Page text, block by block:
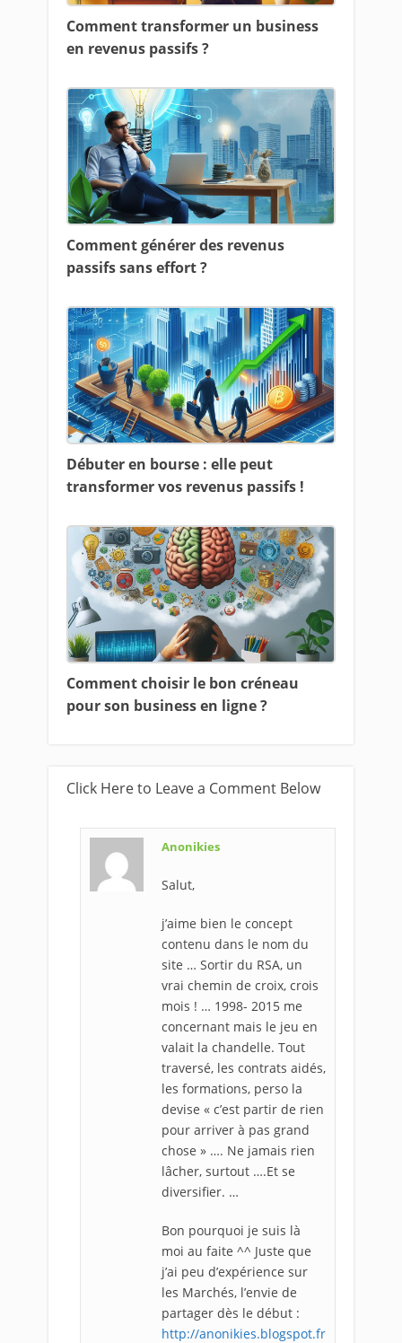
Comment transformer un business
en revenus passifs ?
Comment générer des revenus
passifs sans effort ?
Débuter en bourse : elle peut
transformer vos revenus passifs !
Comment choisir le bon créneau
pour son business en ligne ?
Click Here to Leave a Comment Below
Anonikies
Salut,
j’aime bien le concept
contenu dans le nom du
site … Sortir du RSA, un
vrai chemin de croix, crois
mois ! … 1998- 2015 me
concernant mais le jeu en
valait la chandelle. Tout
traversé, les contrats aidés,
les formations, perso la
devise « c’est partir de rien
pour arriver à pas grand
chose » …. Ne jamais rien
lâcher, surtout ….Et se
diversifier. …
Bon pourquoi je suis là
moi au faite ^^ Juste que
j’ai peu d’expérience sur
les Marchés, l’envie de
partager dès le début :
http://anonikies.blogspot.fr